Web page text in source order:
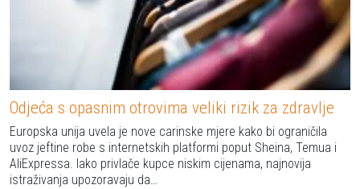
Odjeća s opasnim otrovima veliki rizik za zdravlje
Europska unija uvela je nove carinske mjere kako bi ograničila
uvoz jeftine robe s internetskih platformi poput Sheina, Temua i
AliExpressa. Iako privlače kupce niskim cijenama, najnovija
istraživanja upozoravaju da…